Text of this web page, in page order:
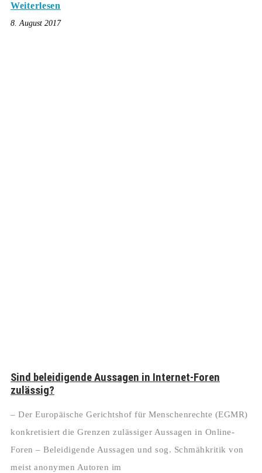
Weiterlesen
8. August 2017
Sind beleidigende Aussagen in Internet-Foren
zulässig?
– Der Europäische Gerichtshof für Menschenrechte (EGMR)
konkretisiert die Grenzen zulässiger Aussagen in Online-
Foren – Beleidigende Aussagen und sog. Schmähkritik von
meist anonymen Autoren im